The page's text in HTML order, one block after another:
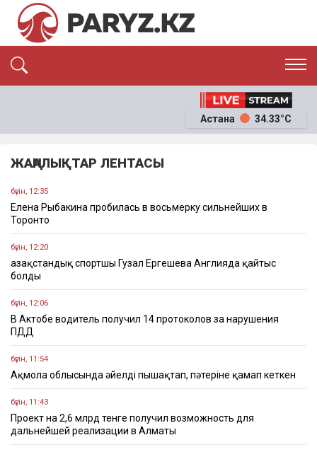
ЭКОНОМИКА
ОҚИҒА
Астана 34.33°C
ЖАҢАЛЫҚТАР ЛЕНТАСЫ
бүгін, 12:35
Елена Рыбакина пробилась в восьмерку сильнейших в
Торонто
бүгін, 12:20
Қазақстандық спортшы Гузал Ергешева Англияда қайтыс
болды
бүгін, 12:06
В Актобе водитель получил 14 протоколов за нарушения
ПДД
бүгін, 11:54
Ақмола облысында әйелді пышақтап, пәтеріне қамап кеткен
бүгін, 11:43
Проект на 2,6 млрд тенге получил возможность для
дальнейшей реализации в Алматы